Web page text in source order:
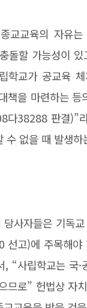
교교육의 자유
돌할 가능성이
학교가 공교육
책을 마련하는
38288 판결)”
수 없을 때 발생
당사자들은 기독
고)에 주목해야
“사립학교는 국
므로” 헌법상 자